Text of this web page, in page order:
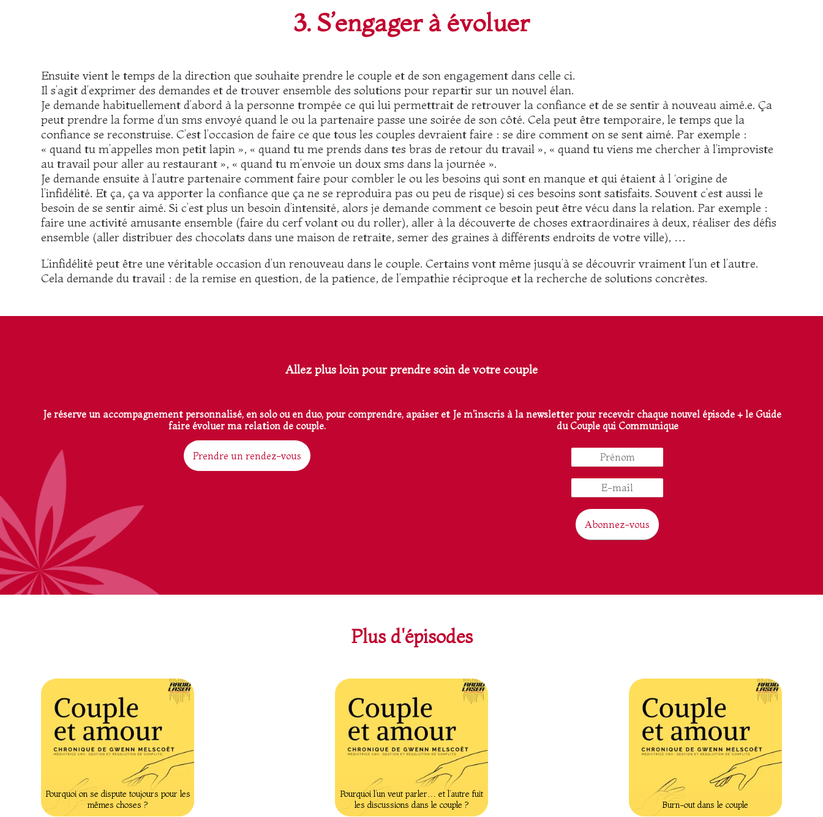
3. S’engager à évoluer
Ensuite vient le temps de la direction que souhaite prendre le couple et de son engagement dans celle ci.
Il s’agit d’exprimer des demandes et de trouver ensemble des solutions pour repartir sur un nouvel élan.
Je demande habituellement d’abord à la personne trompée ce qui lui permettrait de retrouver la confiance et de se sentir à nouveau aimé.e. Ça
peut prendre la forme d’un sms envoyé quand le ou la partenaire passe une soirée de son côté. Cela peut être temporaire, le temps que la
confiance se reconstruise. C’est l’occasion de faire ce que tous les couples devraient faire : se dire comment on se sent aimé. Par exemple :
« quand tu m’appelles mon petit lapin », « quand tu me prends dans tes bras de retour du travail », « quand tu viens me chercher à l’improviste
au travail pour aller au restaurant », « quand tu m’envoie un doux sms dans la journée ».
Je demande ensuite à l’autre partenaire comment faire pour combler le ou les besoins qui sont en manque et qui étaient à l ‘origine de
l’infidélité. Et ça, ça va apporter la confiance que ça ne se reproduira pas ou peu de risque) si ces besoins sont satisfaits. Souvent c’est aussi le
besoin de se sentir aimé. Si c’est plus un besoin d’intensité, alors je demande comment ce besoin peut être vécu dans la relation. Par exemple :
faire une activité amusante ensemble (faire du cerf volant ou du roller), aller à la découverte de choses extraordinaires à deux, réaliser des défis
ensemble (aller distribuer des chocolats dans une maison de retraite, semer des graines à différents endroits de votre ville), …
L’infidélité peut être une véritable occasion d’un renouveau dans le couple. Certains vont même jusqu’à se découvrir vraiment l’un et l’autre.
Cela demande du travail : de la remise en question, de la patience, de l’empathie réciproque et la recherche de solutions concrètes.
Allez plus loin pour prendre soin de votre couple
Je réserve un accompagnement personnalisé, en solo ou en duo, pour comprendre, apaiser et
faire évoluer ma relation de couple.
Prendre un rendez-vous
Je m'inscris à la newsletter pour recevoir chaque nouvel épisode + le Guide
du Couple qui Communique
Plus d'épisodes
Pourquoi on se dispute toujours pour les
mêmes choses ?
Pourquoi l’un veut parler… et l’autre fuit
les discussions dans le couple ?
Burn-out dans le couple